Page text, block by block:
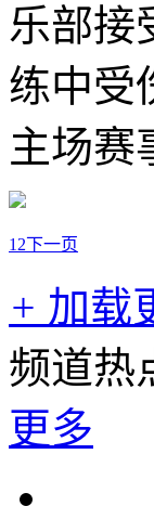
乐部接
练中受
主场赛
1 2下一页
+ 加载
频道热
更多